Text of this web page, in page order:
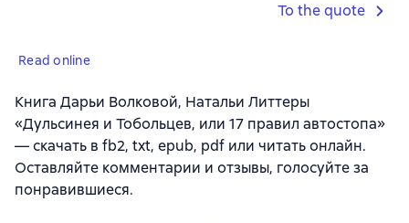
To the quote
Read online
Книга Дарьи Волковой, Натальи Литтеры
«Дульсинея и Тобольцев, или 17 правил автостопа»
— скачать в fb2, txt, epub, pdf или читать онлайн.
Оставляйте комментарии и отзывы, голосуйте за
понравившиеся.